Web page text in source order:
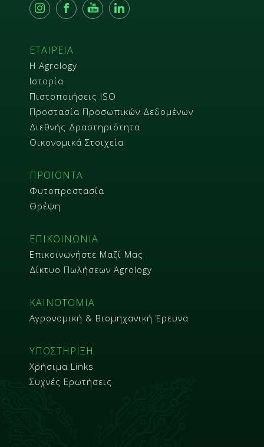
ΕΤΑΙΡΕΙΑ
Η Agrology
Ιστορία
Πιστοποιήσεις ISO
Προστασία Προσωπικών Δεδομένων
Διεθνής Δραστηριότητα
Οικονομικά Στοιχεία
ΠΡΟΪΟΝΤΑ
Φυτοπροστασία
Θρέψη
ΕΠΙΚΟΙΝΩΝΙΑ
Επικοινωνήστε Μαζί Μας
Δίκτυο Πωλήσεων Agrology
ΚΑΙΝΟΤΟΜΙΑ
Αγρονομική & Βιομηχανική Έρευνα
ΥΠΟΣΤΗΡΙΞΗ
Χρήσιμα Links
Συχνές Ερωτήσεις